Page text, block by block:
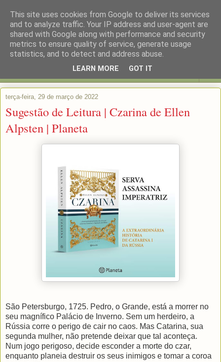
terça-feira, 29 de março de 2022
Sugestão de Leitura | Czarina de Ellen
Alpsten | Planeta
São Petersburgo, 1725. Pedro, o Grande, está a morrer no
seu magnífico Palácio de Inverno. Sem um herdeiro, a
Rússia corre o perigo de cair no caos. Mas Catarina, sua
segunda mulher, não pretende deixar que tal aconteça.
Num jogo perigoso, decide esconder a morte do czar,
enquanto planeia destruir os seus inimigos e tomar a coroa
This site uses cookies from Google to deliver its services
and to analyze traffic. Your IP address and user-agent are
shared with Google along with performance and security
metrics to ensure quality of service, generate usage
statistics, and to detect and address abuse.
LEARN MORE GOT IT